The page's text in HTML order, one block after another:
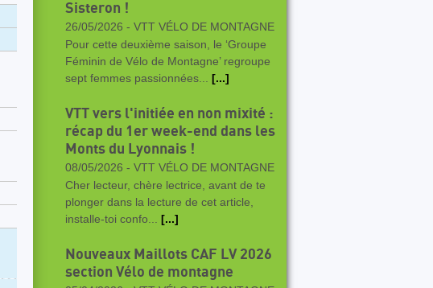
Sisteron !
26/05/2026 - VTT VÉLO DE MONTAGNE
Pour cette deuxième saison, le ‘Groupe
Féminin de Vélo de Montagne’ regroupe
sept femmes passionnées... [...]
VTT vers l'initiée en non mixité :
récap du 1er week-end dans les
Monts du Lyonnais !
08/05/2026 - VTT VÉLO DE MONTAGNE
Cher lecteur, chère lectrice, avant de te
plonger dans la lecture de cet article,
installe-toi confo... [...]
Nouveaux Maillots CAF LV 2026
section Vélo de montagne